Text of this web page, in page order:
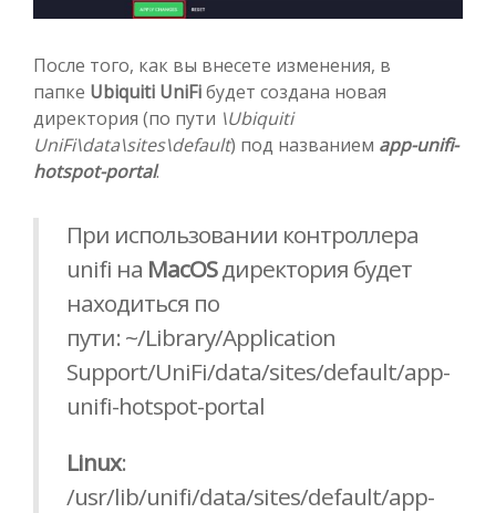
После того, как вы внесете изменения, в
папке Ubiquiti UniFiбудет создана новая
директория (по пути \Ubiquiti
UniFi\data\sites\default) под названием app-unifi-
hotspot-portal.
При использовании контроллера
unifi на MacOSдиректория будет
находиться по
пути: ~/Library/Application
Support/UniFi/data/sites/default/app-
unifi-hotspot-portal
Linux:
/usr/lib/unifi/data/sites/default/app-